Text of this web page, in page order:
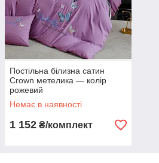
Постільна білизна сатин
Crown метелика — колір
рожевий
Немає в наявності
1 152 ₴/комплект